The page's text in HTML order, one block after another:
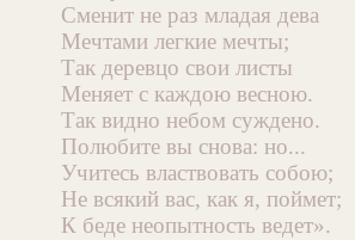
Сменит не раз младая дева
Мечтами легкие мечты;
Так деревцо свои листы
Меняет с каждою весною.
Так видно небом суждено.
Полюбите вы снова: но...
Учитесь властвовать собою;
Не всякий вас, как я, поймет;
К беде неопытность ведет».